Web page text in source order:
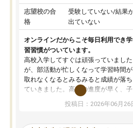
志望校の合
格
受験していない/結果
出ていない
オンラインだからこそ毎日利用でき学
習習慣がついています。
高校入学してすぐは頑張っていました
が、部活動が忙しくなって学習時間が
取れなくなるとみるみると成績が落ち
ていきました。高校の進度が早く、子
供も家に帰って勉強の話すると嫌な反
応を示します。東大先生にお願いして
投稿日：2026年06月26